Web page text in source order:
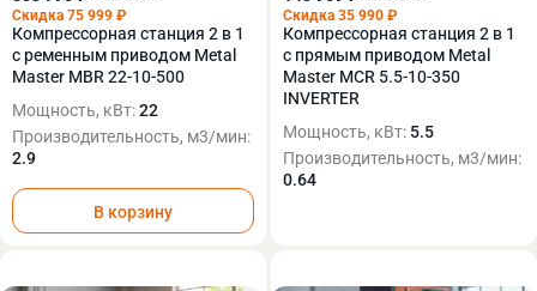
Скидка 75 999 ₽
Компрессорная станция 2 в 1
с ременным приводом Metal
Master MBR 22-10-500
Мощность, кВт:22
Производительность, м3/мин:
2.9
В корзину
Скидка 35 990 ₽
Компрессорная станция 2 в 1
с прямым приводом Metal
Master MCR 5.5-10-350
INVERTER
Мощность, кВт: 5.5
Производительность, м3/мин:
0.64